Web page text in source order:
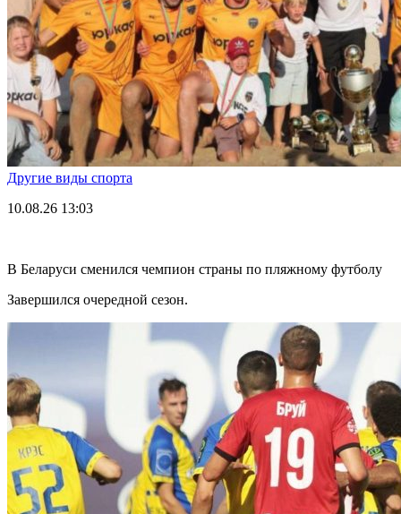
Другие виды спорта
10.08.26 13:03
В Беларуси сменился чемпион страны по пляжному футболу
Завершился очередной сезон.